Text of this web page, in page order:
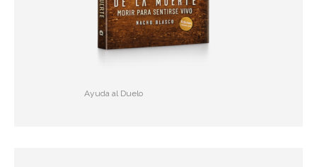
Ayuda al Duelo